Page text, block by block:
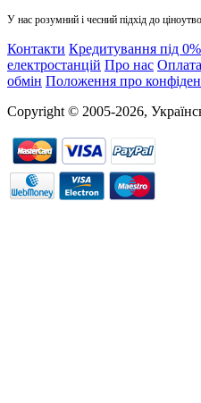
У нас розумний і чесний підхід до
Контакти Кредитування під
електростанцій Про нас
обмін Положення про
Copyright © 2005-2026,